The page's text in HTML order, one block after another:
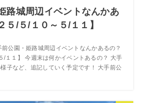
路城周辺イベントなんかあ
５/５/１０～５/１１】
公園・姫路城周辺イベントなんかあるの？
/１１】 今週末は何かイベントあるの？ 大手
子など、追記していく予定です！ 大手前公